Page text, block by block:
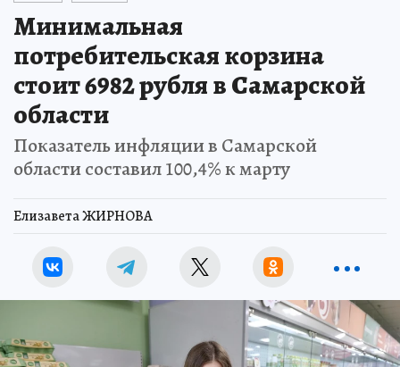
Минимальная
потребительская корзина
стоит 6982 рубля в Самарской
области
Показатель инфляции в Самарской
области составил 100,4% к марту
Елизавета ЖИРНОВА